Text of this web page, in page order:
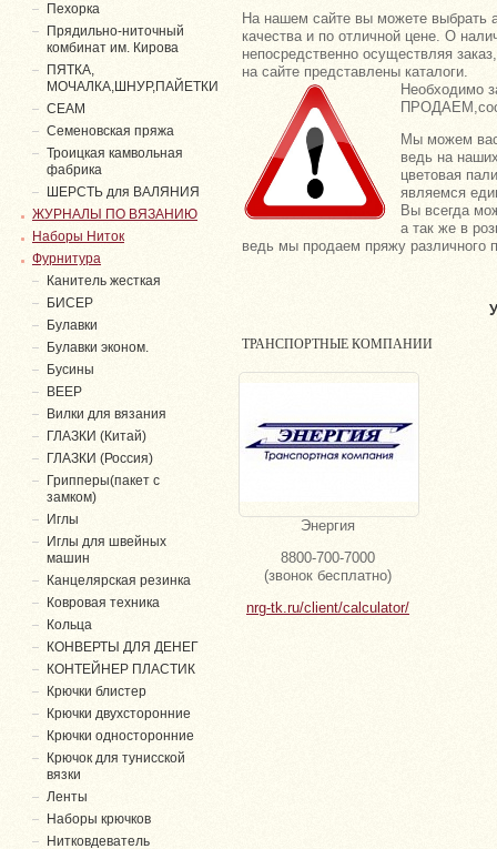
На нашем сайте вы можете выбрать
качества и по отличной цене. О
непосредственно осуществляя
на сайте представлены каталоги.
Необходимо
Мы можем
ведь на
цветовая
являемся
Вы всегда
а так же в
ведь мы продаем пряжу различного
ТРАНСПОРТНЫЕ КОМПАНИИ
Энергия
8800-700-7000
(звонок бесплатно)
nrg-tk.ru/client/calculator/
Пехорка
Прядильно-ниточный
комбинат им. Кирова
ПЯТКА,
МОЧАЛКА,ШНУР,ПАЙЕТКИ
СЕАМ
Семеновская пряжа
Троицкая камвольная
фабрика
ШЕРСТЬ для ВАЛЯНИЯ
ЖУРНАЛЫ ПО ВЯЗАНИЮ
Наборы Ниток
Фурнитура
Канитель жесткая
БИСЕР
Булавки
Булавки эконом.
Бусины
ВЕЕР
Вилки для вязания
ГЛАЗКИ (Китай)
ГЛАЗКИ (Россия)
Грипперы(пакет с
замком)
Иглы
Иглы для швейных
машин
Канцелярская резинка
Ковровая техника
Кольца
КОНВЕРТЫ ДЛЯ ДЕНЕГ
КОНТЕЙНЕР ПЛАСТИК
Крючки блистер
Крючки двухсторонние
Крючки односторонние
Крючок для тунисской
вязки
Ленты
Наборы крючков
Нитковдеватель